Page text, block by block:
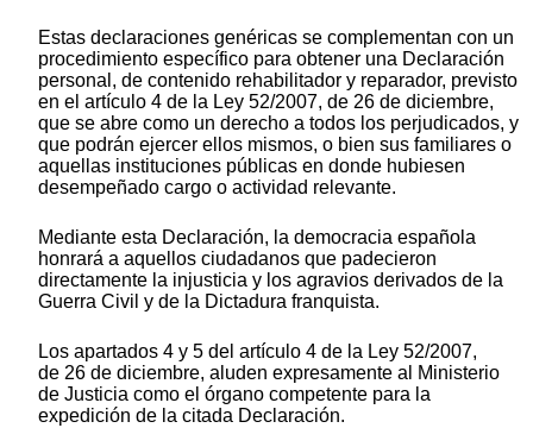
Estas declaraciones genéricas se complementan con un
procedimiento específico para obtener una Declaración
personal, de contenido rehabilitador y reparador, previsto
en el artículo 4 de la Ley 52/2007, de 26 de diciembre,
que se abre como un derecho a todos los perjudicados, y
que podrán ejercer ellos mismos, o bien sus familiares o
aquellas instituciones públicas en donde hubiesen
desempeñado cargo o actividad relevante.
Mediante esta Declaración, la democracia española
honrará a aquellos ciudadanos que padecieron
directamente la injusticia y los agravios derivados de la
Guerra Civil y de la Dictadura franquista.
Los apartados 4 y 5 del artículo 4 de la Ley 52/2007,
de 26 de diciembre, aluden expresamente al Ministerio
de Justicia como el órgano competente para la
expedición de la citada Declaración.